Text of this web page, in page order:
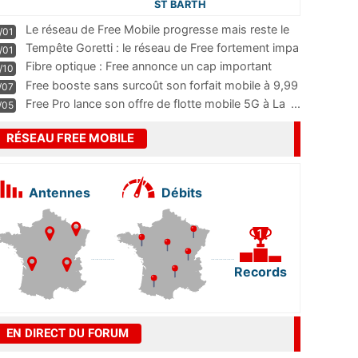
ST BARTH
Le réseau de Free Mobile progresse mais reste le
m
...
Tempête Goretti : le réseau de Free fortement impa
Fibre optique : Free annonce un cap important
pass
...
Free booste sans surcoût son forfait mobile à 9,99
Free Pro lance son offre de flotte mobile 5G à La ...
RÉSEAU FREE MOBILE
Antennes Débits
Records
EN DIRECT DU FORUM